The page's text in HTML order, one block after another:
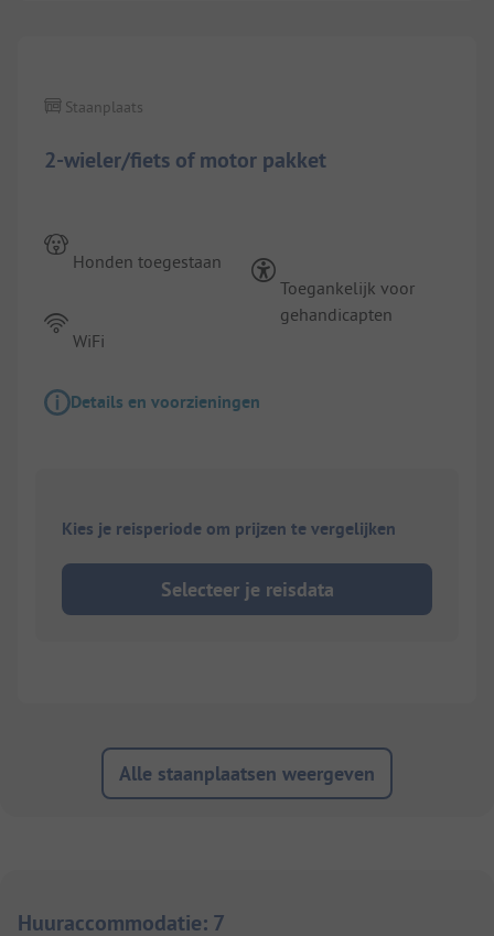
2-wieler/fiets of motor pakket
Staanplaats
Honden toegestaan
WiFi
Toegankelijk voor
gehandicapten
Details en voorzieningen
Kies je reisperiode om prijzen te vergelijken
Selecteer je reisdata
Alle staanplaatsen weergeven
Huuraccommodatie: 7